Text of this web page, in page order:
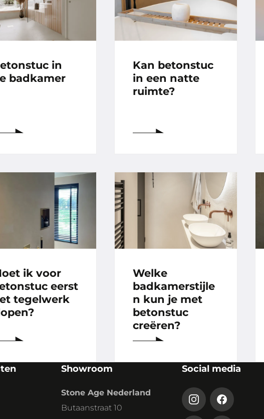
in
badkamer
Kan betonstuc
in een natte
ruimte?
ik voor
eerst
tegelwerk
Welke
badkamerstijle
n kun je met
betonstuc
creëren?
Showroom
Stone Age Nederland
Butaanstraat 10
Social media